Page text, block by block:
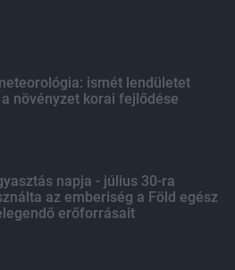
ismét lendületet
növényzet korai fejlődése
napja - július 30-ra
az emberiség a Föld egész
erőforrásait